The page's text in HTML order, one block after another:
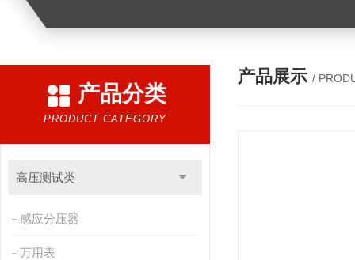
产品分类
PRODUCT CATEGORY
高压测试类
感应分压器
万用表
产品展示 /